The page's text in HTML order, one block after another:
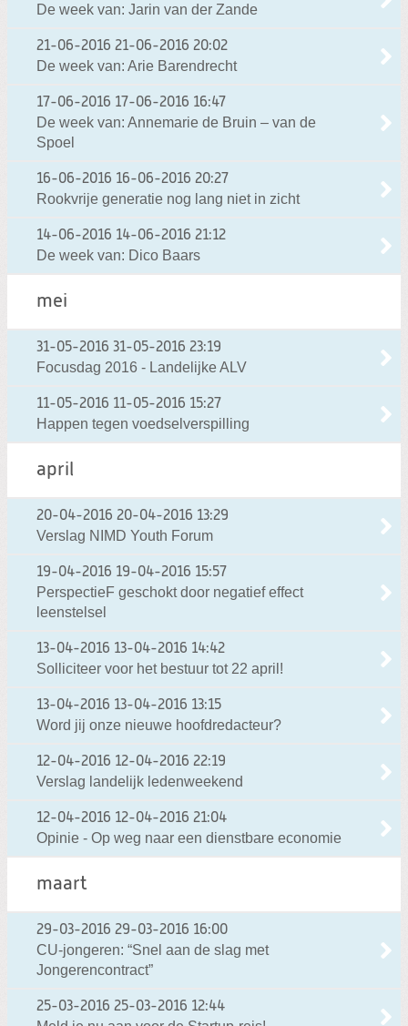
De week van: Jarin van der Zande
21-06-2016 21-06-2016 20:02
De week van: Arie Barendrecht
17-06-2016 17-06-2016 16:47
De week van: Annemarie de Bruin – van de
Spoel
16-06-2016 16-06-2016 20:27
Rookvrije generatie nog lang niet in zicht
14-06-2016 14-06-2016 21:12
De week van: Dico Baars
mei
31-05-2016 31-05-2016 23:19
Focusdag 2016 - Landelijke ALV
11-05-2016 11-05-2016 15:27
Happen tegen voedselverspilling
april
20-04-2016 20-04-2016 13:29
Verslag NIMD Youth Forum
19-04-2016 19-04-2016 15:57
PerspectieF geschokt door negatief effect
leenstelsel
13-04-2016 13-04-2016 14:42
Solliciteer voor het bestuur tot 22 april!
13-04-2016 13-04-2016 13:15
Word jij onze nieuwe hoofdredacteur?
12-04-2016 12-04-2016 22:19
Verslag landelijk ledenweekend
12-04-2016 12-04-2016 21:04
Opinie - Op weg naar een dienstbare economie
maart
29-03-2016 29-03-2016 16:00
CU-jongeren: “Snel aan de slag met
Jongerencontract”
25-03-2016 25-03-2016 12:44